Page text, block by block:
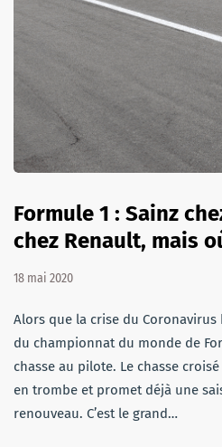
Formule 1 : Sainz
chez Renault, mais
18 mai 2020
Alors que la crise du
du championnat du monde de
chasse au pilote. Le chasse
en trombe et promet déjà une
renouveau. C’est le grand…